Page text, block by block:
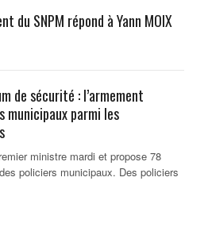
du SNPM répond à Yann MOIX
de sécurité : l’armement
parmi les
ministre mardi et propose 78
policiers municipaux. Des policiers